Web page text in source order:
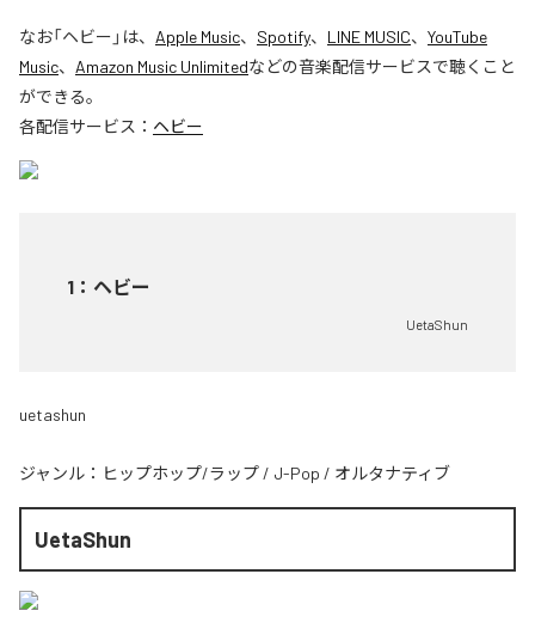
なお「ヘビー 」は、 Apple Music、 Spotify、 LINE MUSIC、 YouTube
Music、 Amazon Music Unlimitedなどの音楽配信サービスで聴くこと
ができる。
各配信サービス： ヘビー
1 ： ヘビー
UetaShun
uetashun
ジャンル： ヒップホップ/ラップ / J-Pop / オルタナティブ
UetaShun